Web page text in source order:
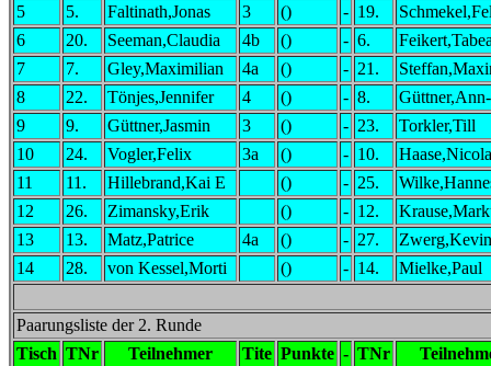
5
5. Faltinath,Jonas 3 () - 19.
6
20. Seeman,Claudia 4b () - 6.
7
7. Gley,Maximilian 4a () - 21.
8
22. Tönjes,Jennifer 4 () - 8.
9
9. Güttner,Jasmin 3 () - 23.
Torkler,Till
10
24. Vogler,Felix 3a () - 10.
11
11. Hillebrand,Kai E () - 25.
12
26. Zimansky,Erik () - 12.
13
13. Matz,Patrice 4a () - 27.
Zwerg,Kevin
14
28. von Kessel,Morti () - 14. Mielke,Paul
Paarungsliste der 2. Runde
Tisch TNr Teilnehmer Tite Punkte - TNr